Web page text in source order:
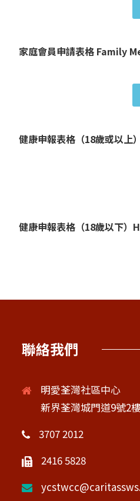
家庭會員申請表格 Family
健康申報表格（18歲或以
健康申報表格（18歲以下
聯絡我們
明愛荃灣社區中心
新界荃灣城門道9號2樓
3707 2012
2416 5828